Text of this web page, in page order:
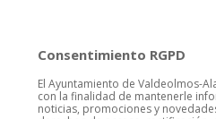
Consentimiento RGPD
El Ayuntamiento de Valdeolmos-
con la finalidad de mantenerle
noticias, promociones y